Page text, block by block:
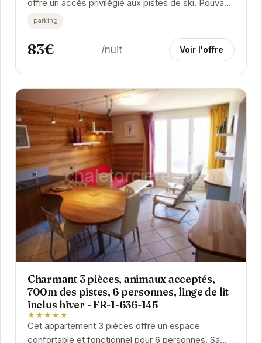
offre un accès privilégié aux pistes de ski. Pouvant
accueillir jusqu'à 6 personnes, il...
parking
83€ /nuit Voir l'offre
Charmant 3 pièces, animaux acceptés,
700m des pistes, 6 personnes, linge de lit
inclus hiver - FR-1-636-145
★★★★★
Cet appartement 3 pièces offre un espace
confortable et fonctionnel pour 6 personnes. Sa